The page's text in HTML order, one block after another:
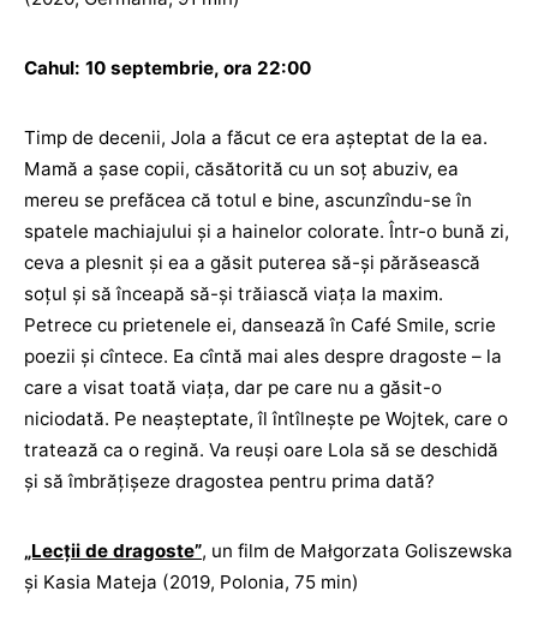
Cahul: 10 septembrie, ora 22:00
Timp de decenii, Jola a făcut ce era așteptat de la ea.
Mamă a șase copii, căsătorită cu un soț abuziv, ea
mereu se prefăcea că totul e bine, ascunzîndu-se în
spatele machiajului și a hainelor colorate. Într-o bună zi,
ceva a plesnit și ea a găsit puterea să-și părăsească
soțul și să înceapă să-și trăiască viața la maxim.
Petrece cu prietenele ei, dansează în Café Smile, scrie
poezii și cîntece. Ea cîntă mai ales despre dragoste – la
care a visat toată viața, dar pe care nu a găsit-o
niciodată. Pe neașteptate, îl întîlnește pe Wojtek, care o
tratează ca o regină. Va reuși oare Lola să se deschidă
și să îmbrățișeze dragostea pentru prima dată?
„Lecții de dragoste”, un film de Małgorzata Goliszewska
și Kasia Mateja (2019, Polonia, 75 min)